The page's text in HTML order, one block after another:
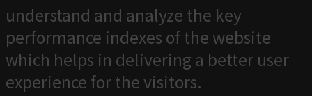
understand and analyze the key
performance indexes of the website
which helps in delivering a better user
experience for the visitors.